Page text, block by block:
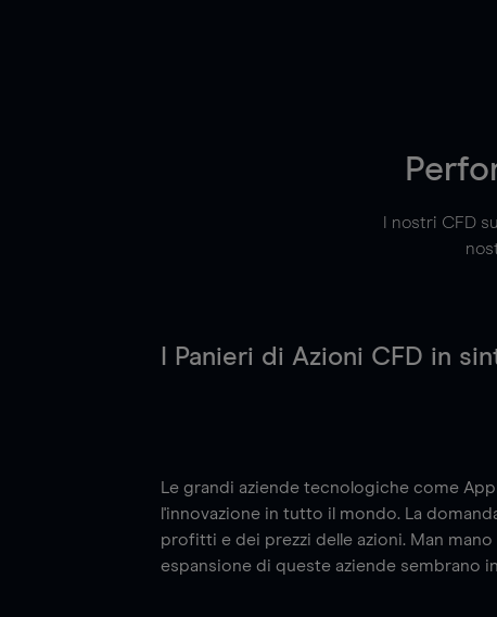
I nostri CFD
I Panieri di Azioni CFD in
Le grandi aziende tecnologiche come
l'innovazione in tutto il mondo. La
profitti e dei prezzi delle azioni. Man
espansione di queste aziende sembrano